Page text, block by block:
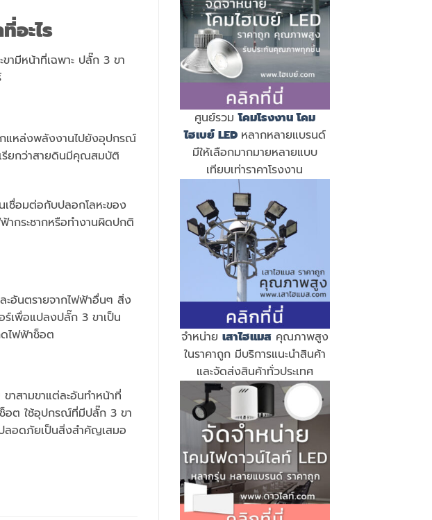
อะไร
ามีหน้าที่เฉพาะ ปลั๊ก 3 ขา
กแหล่งพลังงานไปยังอุปกรณ์
รียกว่าสายดินมีคุณสมบัติ
เชื่อมต่อกับปลอกโลหะของ
กระชากหรือทำงานผิดปกติ
อันตรายจากไฟฟ้าอื่นๆ สิ่ง
เพื่อแปลงปลั๊ก 3 ขาเป็น
ดไฟฟ้าช็อต
สามขาแต่ละอันทำหน้าที่
อต ใช้อุปกรณ์ที่มีปลั๊ก 3 ขา
ลอดภัยเป็นสิ่งสำคัญเสมอ
ศูนย์รวมโคมโรงงาน โคม
ไฮเบย์ LED หลากหลายแบรนด์
มีให้เลือกมากมายหลายแบบ
เทียบเท่าราคาโรงงาน
จำหน่าย เสาไฮแมสคุณภาพสูง
ในราคาถูก มีบริการแนะนำสินค้า
และจัดส่งสินค้าทั่วประเทศ